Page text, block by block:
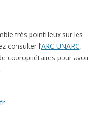
très pointilleux sur les
consulter l’ARC UNARC,
copropriétaires pour avoir